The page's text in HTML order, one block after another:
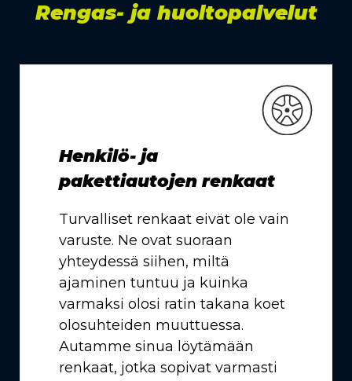
Rengas- ja huoltopalvelut
Henkilö- ja
pakettiautojen renkaat
Turvalliset renkaat eivät ole vain
varuste. Ne ovat suoraan
yhteydessä siihen, miltä
ajaminen tuntuu ja kuinka
varmaksi olosi ratin takana koet
olosuhteiden muuttuessa.
Autamme sinua löytämään
renkaat, jotka sopivat varmasti